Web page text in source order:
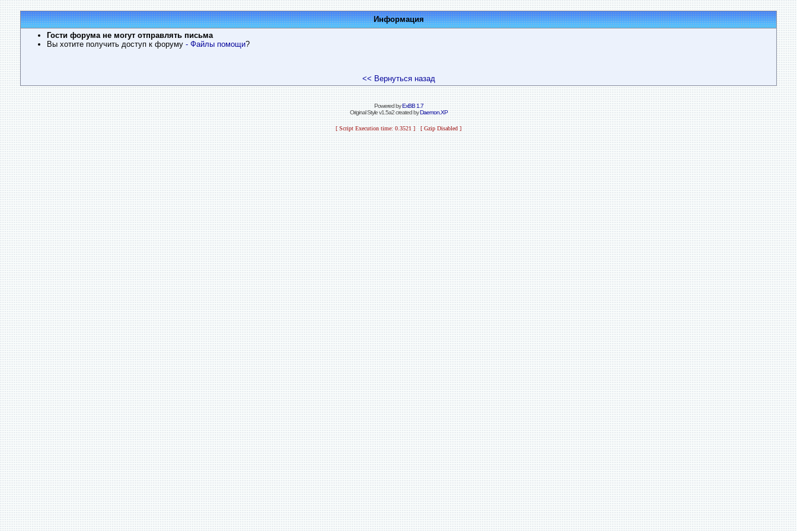
Информация
Гости форума не могут отправлять письма
Вы хотите получить доступ к форуму - Файлы помощи?
<< Вернуться назад
Powered byExBB 1.7
Original Style v1.5a2 created byDaemon.XP
[ Script Execution time: 0.3521 ] [ Gzip Disabled ]